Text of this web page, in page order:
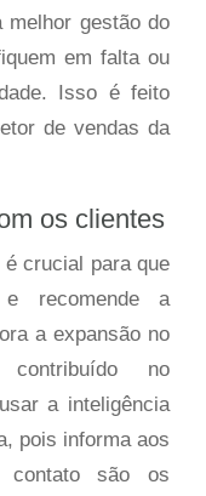
melhor gestão do
em falta ou
Isso é feito
de vendas da
os clientes
crucial para que
recomende a
a expansão no
no
a inteligência
pois informa aos
contato são os